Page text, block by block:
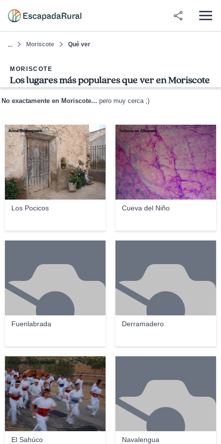
... Moriscote Qué ver
MORISCOTE
Los lugares más populares que ver en Moriscote
No exactamente en Moriscote... pero muy cerca ;)
Los Pocicos
Anna Shakespeare
Cueva del Niño
Turismo en Albacete
Fuenlabrada Derramadero
El Sahúco
Fco. Javier Cerro Serrano
Navalengua